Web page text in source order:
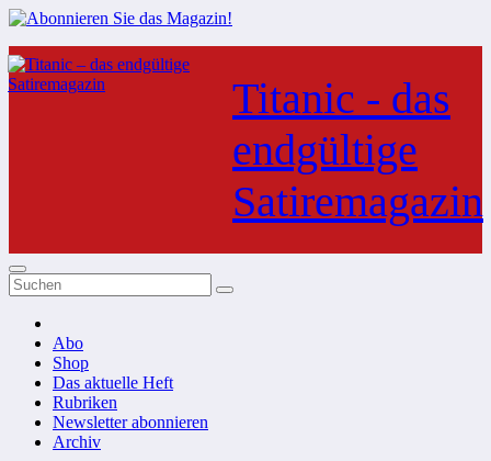
Zum
Inhalt
springen
Titanic - das
endgültige
Satiremagazin
Abo
Shop
Das aktuelle Heft
Rubriken
Newsletter abonnieren
Archiv